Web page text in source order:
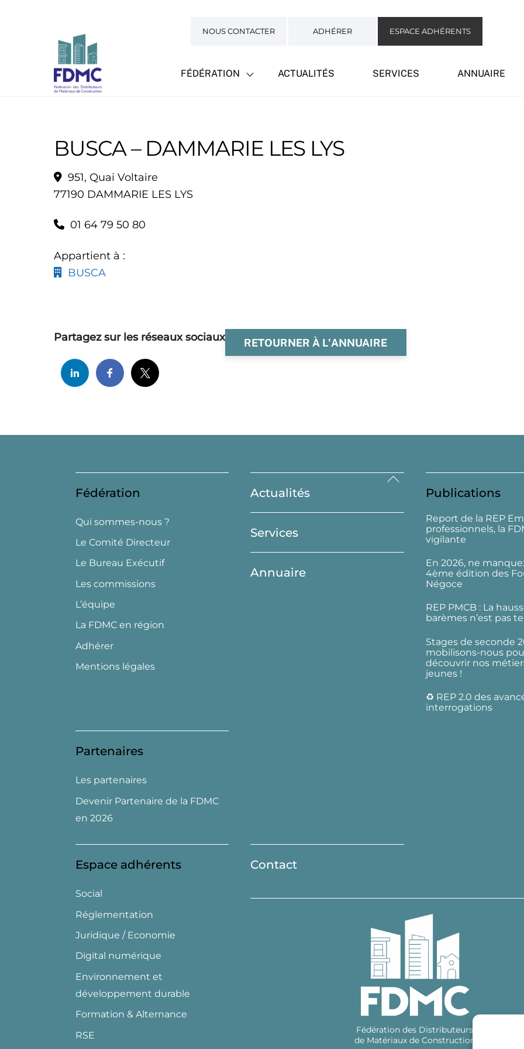
NOUS CONTACTER ADHÉRER ESPACE ADHÉRENTS
FÉDÉRATION ACTUALITÉS SERVICES ANNUAIRE
BUSCA – DAMMARIE LES LYS
951, Quai Voltaire
77190 DAMMARIE LES LYS
01 64 79 50 80
Appartient à :
BUSCA
RETOURNER À L'ANNUAIRE
Partagez sur les réseaux sociaux
Back
Top
Fédération
Qui sommes-nous ?
Le Comité Directeur
Le Bureau Exécutif
Les commissions
L’équipe
La FDMC en région
Adhérer
Mentions légales
Actualités
Services
Annuaire
Publications
Report de la REP
professionnels, la
vigilante
En 2026, ne
4ème édition des
Négoce
REP PMCB : La
barèmes n’est pas
Stages de seconde
mobilisons-nous
découvrir nos
jeunes !
♻️ REP 2.0 des
interrogations
Partenaires
Les partenaires
Devenir Partenaire de la FDMC
en 2026
Espace adhérents
Social
Réglementation
Juridique / Economie
Digital numérique
Environnement et
développement durable
Formation & Alternance
RSE
Contact
Fédération des Distributeurs
de Matériaux de Construction